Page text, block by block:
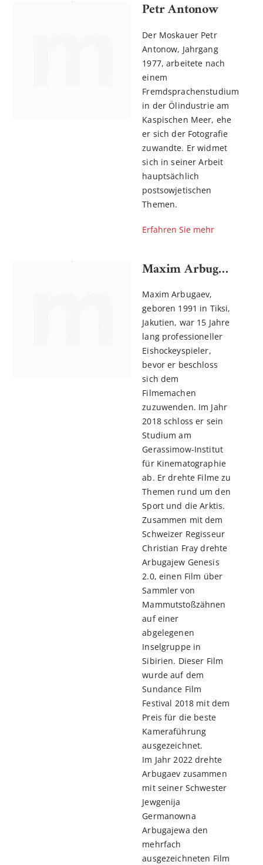
Petr Antonow
Der Moskauer Petr
Antonow, Jahrgang
1977, arbeitete nach
einem
Fremdsprachenstudium
in der Ölindustrie am
Kaspischen Meer, ehe
er sich der Fotografie
zuwandte. Er widmet
sich in seiner Arbeit
hauptsächlich
postsowjetischen
Themen.
Erfahren Sie mehr
Maxim Arbugaev
Maxim Arbugaev,
geboren 1991 in Tiksi,
Jakutien, war 15 Jahre
lang professioneller
Eishockeyspieler,
bevor er beschloss
sich dem
Filmemachen
zuzuwenden. Im Jahr
2018 schloss er sein
Studium am
Gerassimow-Institut
für Kinematographie
ab. Er drehte Filme zu
Themen rund um den
Sport und die Arktis.
Zusammen mit dem
Schweizer Regisseur
Christian Fray drehte
Arbugajew Genesis
2.0, einen Film über
Sammler von
Mammutstoßzähnen
auf einer
abgelegenen
Inselgruppe in
Sibirien. Dieser Film
wurde auf dem
Sundance Film
Festival 2018 mit dem
Preis für die beste
Kameraführung
ausgezeichnet.
Im Jahr 2022 drehte
Arbugaev zusammen
mit seiner Schwester
Jewgenija
Germanowna
Arbugajewa den
mehrfach
ausgezeichneten Film